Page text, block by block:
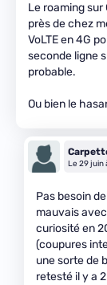
Le roaming
près de chez
VoLTE en 4G
seconde ligne
probable.
Ou bien le
Le 29 juin
Pas besoin
mauvais
curiosité en
(coupures
une sorte de
retesté il y a